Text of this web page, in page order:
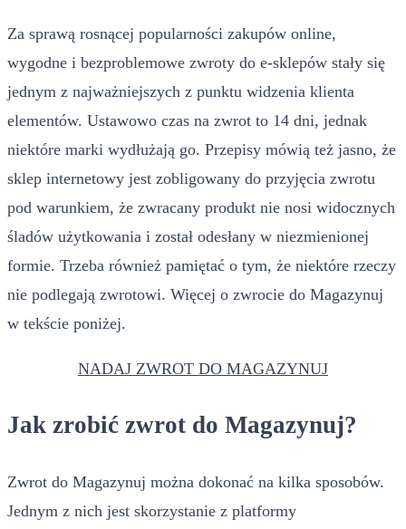
Za sprawą rosnącej popularności zakupów online,
wygodne i bezproblemowe zwroty do e-sklepów stały się
jednym z najważniejszych z punktu widzenia klienta
elementów. Ustawowo czas na zwrot to 14 dni, jednak
niektóre marki wydłużają go. Przepisy mówią też jasno, że
sklep internetowy jest zobligowany do przyjęcia zwrotu
pod warunkiem, że zwracany produkt nie nosi widocznych
śladów użytkowania i został odesłany w niezmienionej
formie. Trzeba również pamiętać o tym, że niektóre rzeczy
nie podlegają zwrotowi. Więcej o zwrocie do Magazynuj
w tekście poniżej.
NADAJ ZWROT DO MAGAZYNUJ
Jak zrobić zwrot do Magazynuj?
Zwrot do Magazynuj można dokonać na kilka sposobów.
Jednym z nich jest skorzystanie z platformy